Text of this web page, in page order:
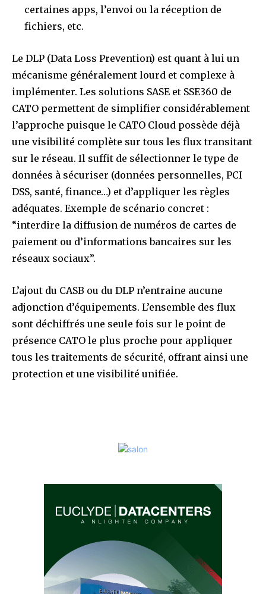
certaines apps, l’envoi ou la réception de
fichiers, etc.
Le DLP (Data Loss Prevention) est quant à lui un
mécanisme généralement lourd et complexe à
implémenter. Les solutions SASE et SSE360 de
CATO permettent de simplifier considérablement
l’approche puisque le CATO Cloud possède déjà
une visibilité complète sur tous les flux transitant
sur le réseau. Il suffit de sélectionner le type de
données à sécuriser (données personnelles, PCI
DSS, santé, finance…) et d’appliquer les règles
adéquates. Exemple de scénario concret :
“interdire la diffusion de numéros de cartes de
paiement ou d’informations bancaires sur les
réseaux sociaux”.
L’ajout du CASB ou du DLP n’entraine aucune
adjonction d’équipements. L’ensemble des flux
sont déchiffrés une seule fois sur le point de
présence CATO le plus proche pour appliquer
tous les traitements de sécurité, offrant ainsi une
protection et une visibilité unifiée.